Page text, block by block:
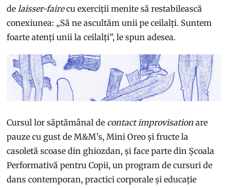
de laisser-fairecu exerciții menite să restabilească
conexiunea: „Să ne ascultăm unii pe ceilalți. Suntem
foarte atenți unii la ceilalți”, le spun adesea.
Cursul lor săptămânal de contact improvisation are
pauze cu gust de M&M’s, Mini Oreo și fructe la
casoletă scoase din ghiozdan, și face parte din Școala
Performativă pentru Copii, un program de cursuri de
dans contemporan, practici corporale și educație